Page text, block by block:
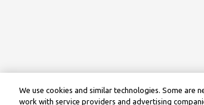
We use cookies and similar technologies. Some are
work with service providers and advertising